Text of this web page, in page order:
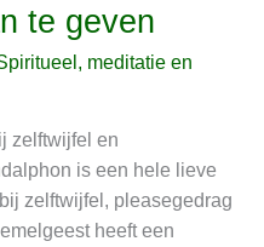
te geven
meditatie en
zelftwijfel en
is een hele lieve
zelftwijfel, pleasegedrag
heeft een